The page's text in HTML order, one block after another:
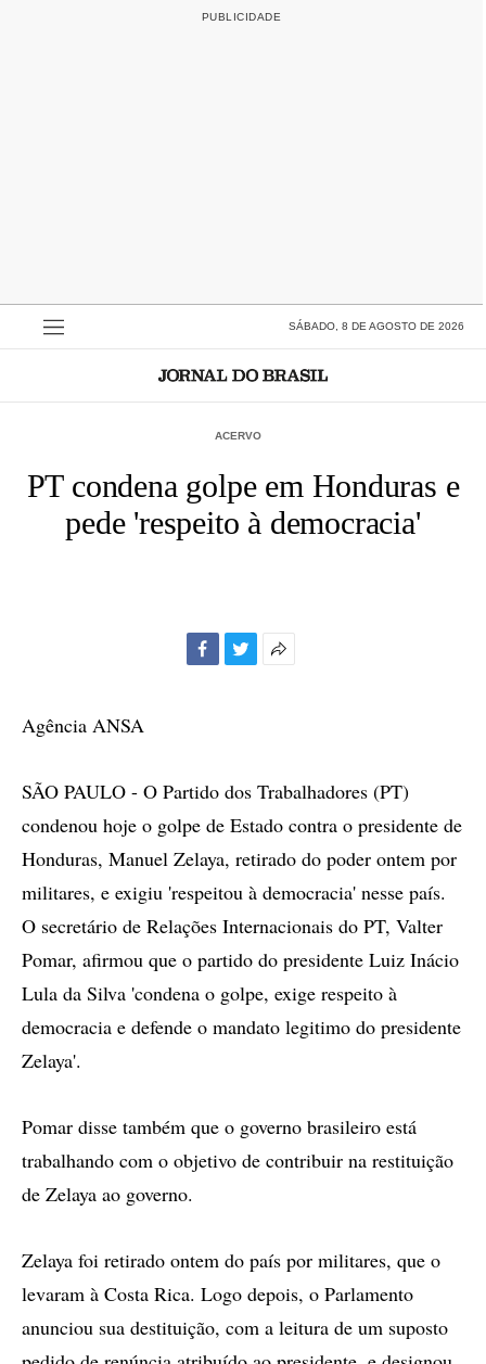
SÁBADO, 8 DE AGOSTO DE 2026
ACERVO
PT condena golpe em Honduras e
pede 'respeito à democracia'
Agência ANSA
SÃO PAULO - O Partido dos Trabalhadores (PT)
condenou hoje o golpe de Estado contra o presidente de
Honduras, Manuel Zelaya, retirado do poder ontem por
militares, e exigiu 'respeitou à democracia' nesse país.
O secretário de Relações Internacionais do PT, Valter
Pomar, afirmou que o partido do presidente Luiz Inácio
Lula da Silva 'condena o golpe, exige respeito à
democracia e defende o mandato legitimo do presidente
Zelaya'.
Pomar disse também que o governo brasileiro está
trabalhando com o objetivo de contribuir na restituição
de Zelaya ao governo.
Zelaya foi retirado ontem do país por militares, que o
levaram à Costa Rica. Logo depois, o Parlamento
anunciou sua destituição, com a leitura de um suposto